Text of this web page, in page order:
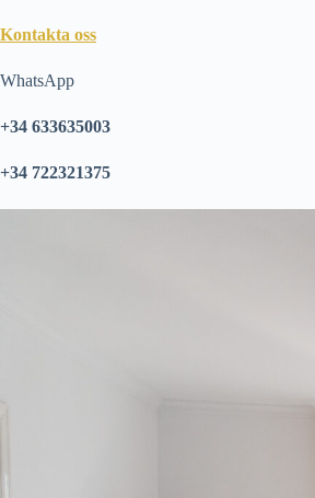
Kontakta oss
WhatsApp
+34 633635003
+34 722321375